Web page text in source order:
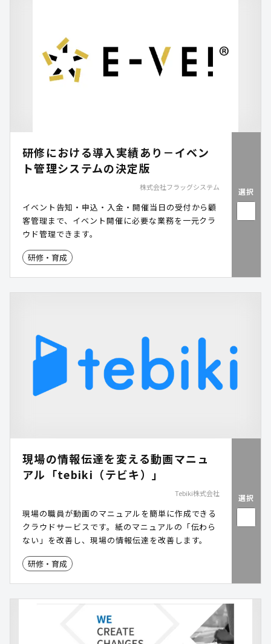
研修における導入実績あり－イベン
ト管理システムの決定版
株式会社フラッグシステム
イベント告知・申込・入金・開催当日の受付から顧
客管理まで、イベント開催に必要な業務を一元クラ
ウド管理できます。
研修・育成
選択
現場の情報伝達を変える動画マニュ
アル「tebiki（テビキ）」
Tebiki株式会社
現場の職員が動画のマニュアルを簡単に作成できる
クラウドサービスです。紙のマニュアルの「伝わら
ない」を改善し、現場の情報伝達を改善します。
研修・育成
選択